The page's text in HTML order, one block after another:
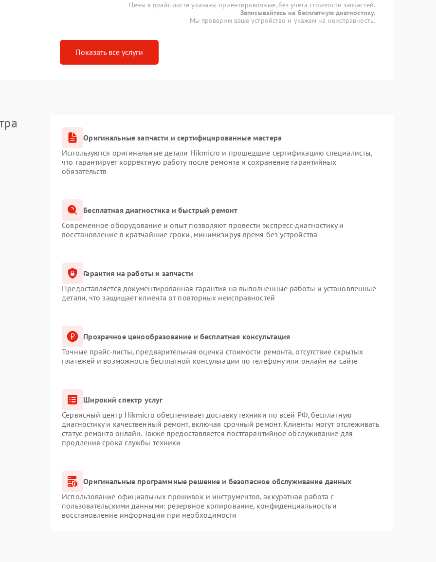
Цены в прайс-листе указаны ориентировочные, без учета стоимости запчастей.
Записывайтесь на бесплатную диагностику.
Мы проверим ваше устройство и укажем на неисправность.
Показать все услуги
Оригинальные запчасти и сертифицированные мастера
Используются оригинальные детали Hikmicro и прошедшие сертификацию специалисты,
что гарантирует корректную работу после ремонта и сохранение гарантийных
обязательств
Бесплатная диагностика и быстрый ремонт
Современное оборудование и опыт позволяют провести экспресс-диагностику и
восстановление в кратчайшие сроки, минимизируя время без устройства
Гарантия на работы и запчасти
Предоставляется документированная гарантия на выполненные работы и установленные
детали, что защищает клиента от повторных неисправностей
Прозрачное ценообразование и бесплатная консультация
Точные прайс-листы, предварительная оценка стоимости ремонта, отсутствие скрытых
платежей и возможность бесплатной консультации по телефону или онлайн на сайте
Широкий спектр услуг
Сервисный центр Hikmicro обеспечивает доставку техники по всей РФ, бесплатную
диагностику и качественный ремонт, включая срочный ремонт. Клиенты могут отслеживать
статус ремонта онлайн. Также предоставляется постгарантийное обслуживание для
продления срока службы техники
Оригинальные программные решение и безопасное обслуживание данных
Использование официальных прошивок и инструментов, аккуратная работа с
пользовательскими данными: резервное копирование, конфиденциальность и
восстановление информации при необходимости